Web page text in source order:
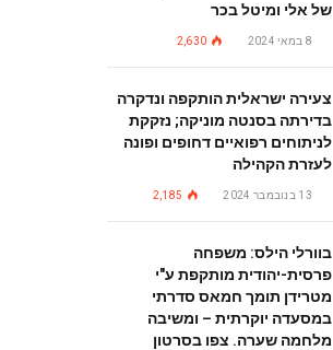
של אלי ומיטל בכר
8 במאי 2024 2,630
צעירה ישראלית הותקפה ונדקרה
בדירתה בסנטה מוניקה; נזקקת
לניתוחים רפואיים דחופים ופונה
לעזרת הקהילה
13 בנובמבר 2024 2,185
בוורלי הילס: משפחה
פרסית-יהודית מותקפת ע"י
מטרידן תומך חמאס סדרתי
במסעדה יוקרתית – ומשיבה
מלחמה שערה. צפו בסרטון